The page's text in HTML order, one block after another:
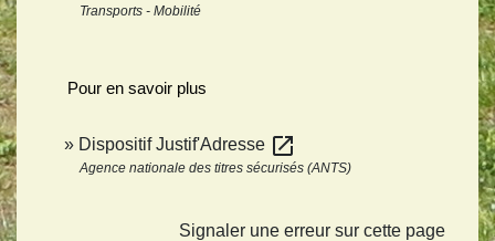
Transports - Mobilité
Pour en savoir plus
Dispositif Justif'Adresse open_in_new
Agence nationale des titres sécurisés (ANTS)
Signaler une erreur sur cette page